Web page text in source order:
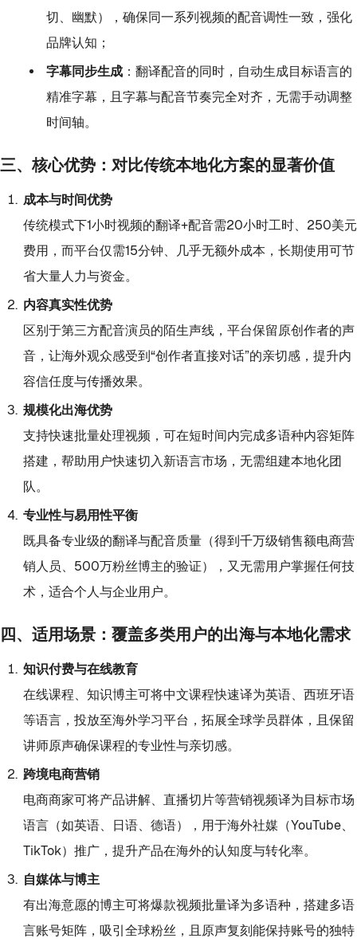
切、幽默），确保同一系列视频的配音调性一致，强化
品牌认知；
字幕同步生成：翻译配音的同时，自动生成目标语言的
精准字幕，且字幕与配音节奏完全对齐，无需手动调整
时间轴。
三、核心优势：对比传统本地化方案的显著价值
成本与时间优势
传统模式下1小时视频的翻译+配音需20小时工时、250美元
费用，而平台仅需15分钟、几乎无额外成本，长期使用可节
省大量人力与资金。
内容真实性优势
区别于第三方配音演员的陌生声线，平台保留原创作者的声
音，让海外观众感受到“创作者直接对话”的亲切感，提升内
容信任度与传播效果。
规模化出海优势
支持快速批量处理视频，可在短时间内完成多语种内容矩阵
搭建，帮助用户快速切入新语言市场，无需组建本地化团
队。
专业性与易用性平衡
既具备专业级的翻译与配音质量（得到千万级销售额电商营
销人员、500万粉丝博主的验证），又无需用户掌握任何技
术，适合个人与企业用户。
四、适用场景：覆盖多类用户的出海与本地化需求
知识付费与在线教育
在线课程、知识博主可将中文课程快速译为英语、西班牙语
等语言，投放至海外学习平台，拓展全球学员群体，且保留
讲师原声确保课程的专业性与亲切感。
跨境电商营销
电商商家可将产品讲解、直播切片等营销视频译为目标市场
语言（如英语、日语、德语），用于海外社媒（YouTube、
TikTok）推广，提升产品在海外的认知度与转化率。
自媒体与博主
有出海意愿的博主可将爆款视频批量译为多语种，搭建多语
言账号矩阵，吸引全球粉丝，且原声复刻能保持账号的独特